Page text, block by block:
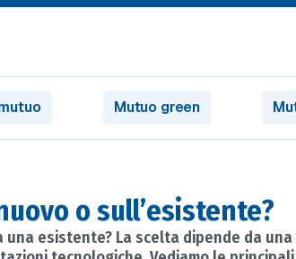
Mutuo green
o sull’esistente?
esistente? La scelta dipende da